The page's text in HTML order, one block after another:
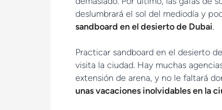
deslumbrará el sol del mediodía y
sandboard en el desierto de Dubai.
Practicar sandboard en el desierto
visita la ciudad. Hay muchas
extensión de arena, y no le faltará
unas vacaciones inolvidables en la